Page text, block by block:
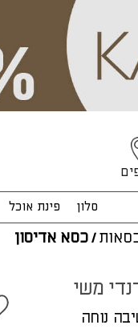
סלון פינת אוכל
/ כסא אדיסון
משי
נוחה